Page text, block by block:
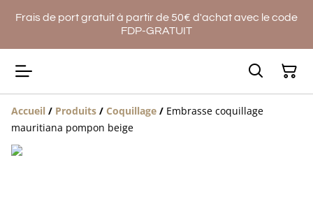
Frais de port gratuit à partir de 50€ d'achat avec le code
FDP-GRATUIT
Accueil / Produits / Coquillage / Embrasse coquillage
mauritiana pompon beige